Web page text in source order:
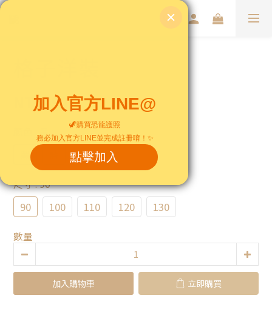
NT$490
: 黑
尺寸: 90
90 100 110 120 130
數量
加入購物車 立即購買